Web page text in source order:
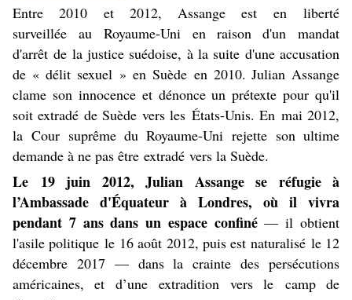
Entre 2010 et 2012, Assange est en liberté
surveillée au Royaume-Uni en raison d'un mandat
d'arrêt de la justice suédoise, à la suite d'une accusation
de « délit sexuel » enSuède en 2010. Julian Assange
clame son innocence et dénonce un prétexte pour qu'il
soit extradé de Suède vers les États-Unis. En mai 2012,
laCour suprême du Royaume-Uni rejette son ultime
demande à ne pas être extradé vers la Suède.
Le 19 juin 2012, Julian Assange se réfugie à
l’Ambassade d'Équateur à Londres, où il vivra
pendant 7 ans dans un espace confiné— il obtient
l'asile politique le 16 août 2012, puis estnaturalisé le 12
décembre 2017 — dans la crainte des persécutions
américaines, et d’une extraditionvers le camp de